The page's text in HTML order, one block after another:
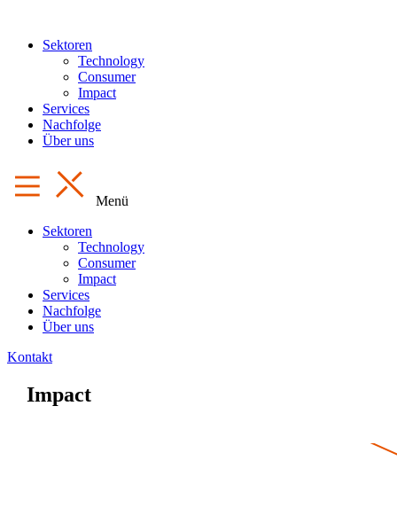
Sektoren
Technology
Consumer
Impact
Services
Nachfolge
Über uns
Menü
Sektoren
Technology
Consumer
Impact
Services
Nachfolge
Über uns
Kontakt
Impact